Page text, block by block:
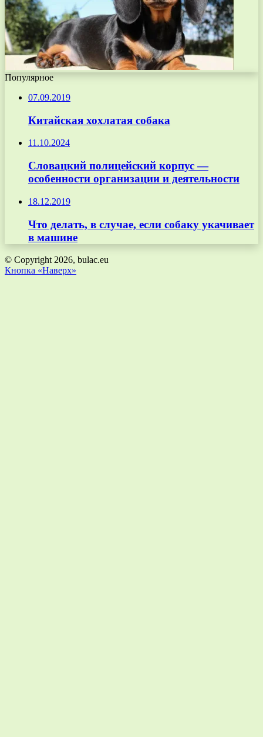
Популярное
07.09.2019
Китайская хохлатая собака
11.10.2024
Словацкий полицейский корпус —
особенности организации и деятельности
18.12.2019
Что делать, в случае, если собаку укачивает
в машине
© Copyright 2026, bulac.eu
Кнопка «Наверх»